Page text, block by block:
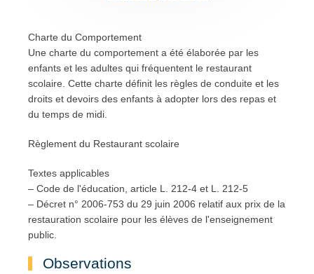
Charte du Comportement
Une charte du comportement a été élaborée par les
enfants et les adultes qui fréquentent le restaurant
scolaire. Cette charte définit les règles de conduite et les
droits et devoirs des enfants à adopter lors des repas et
du temps de midi.
Règlement du Restaurant scolaire
Textes applicables
– Code de l'éducation, article L. 212-4 et L. 212-5
– Décret n° 2006-753 du 29 juin 2006 relatif aux prix de la
restauration scolaire pour les élèves de l'enseignement
public.
Observations